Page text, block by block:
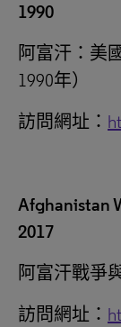
1990
阿富汗：美
1990年）
訪問網址：
Afghanistan
2017
阿富汗戰爭
訪問網址：